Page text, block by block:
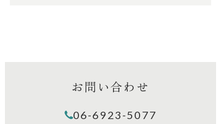
お問い合わせ
06-6923-5077